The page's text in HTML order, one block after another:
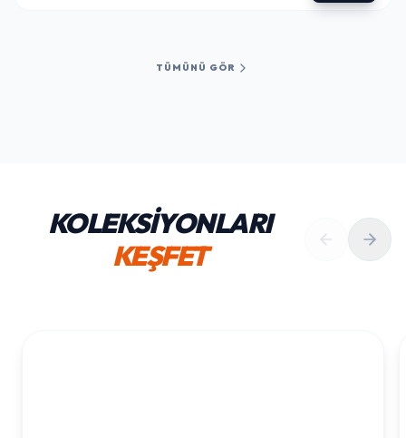
TÜMÜNÜ GÖR
KOLEKSİYONLARI
KEŞFET